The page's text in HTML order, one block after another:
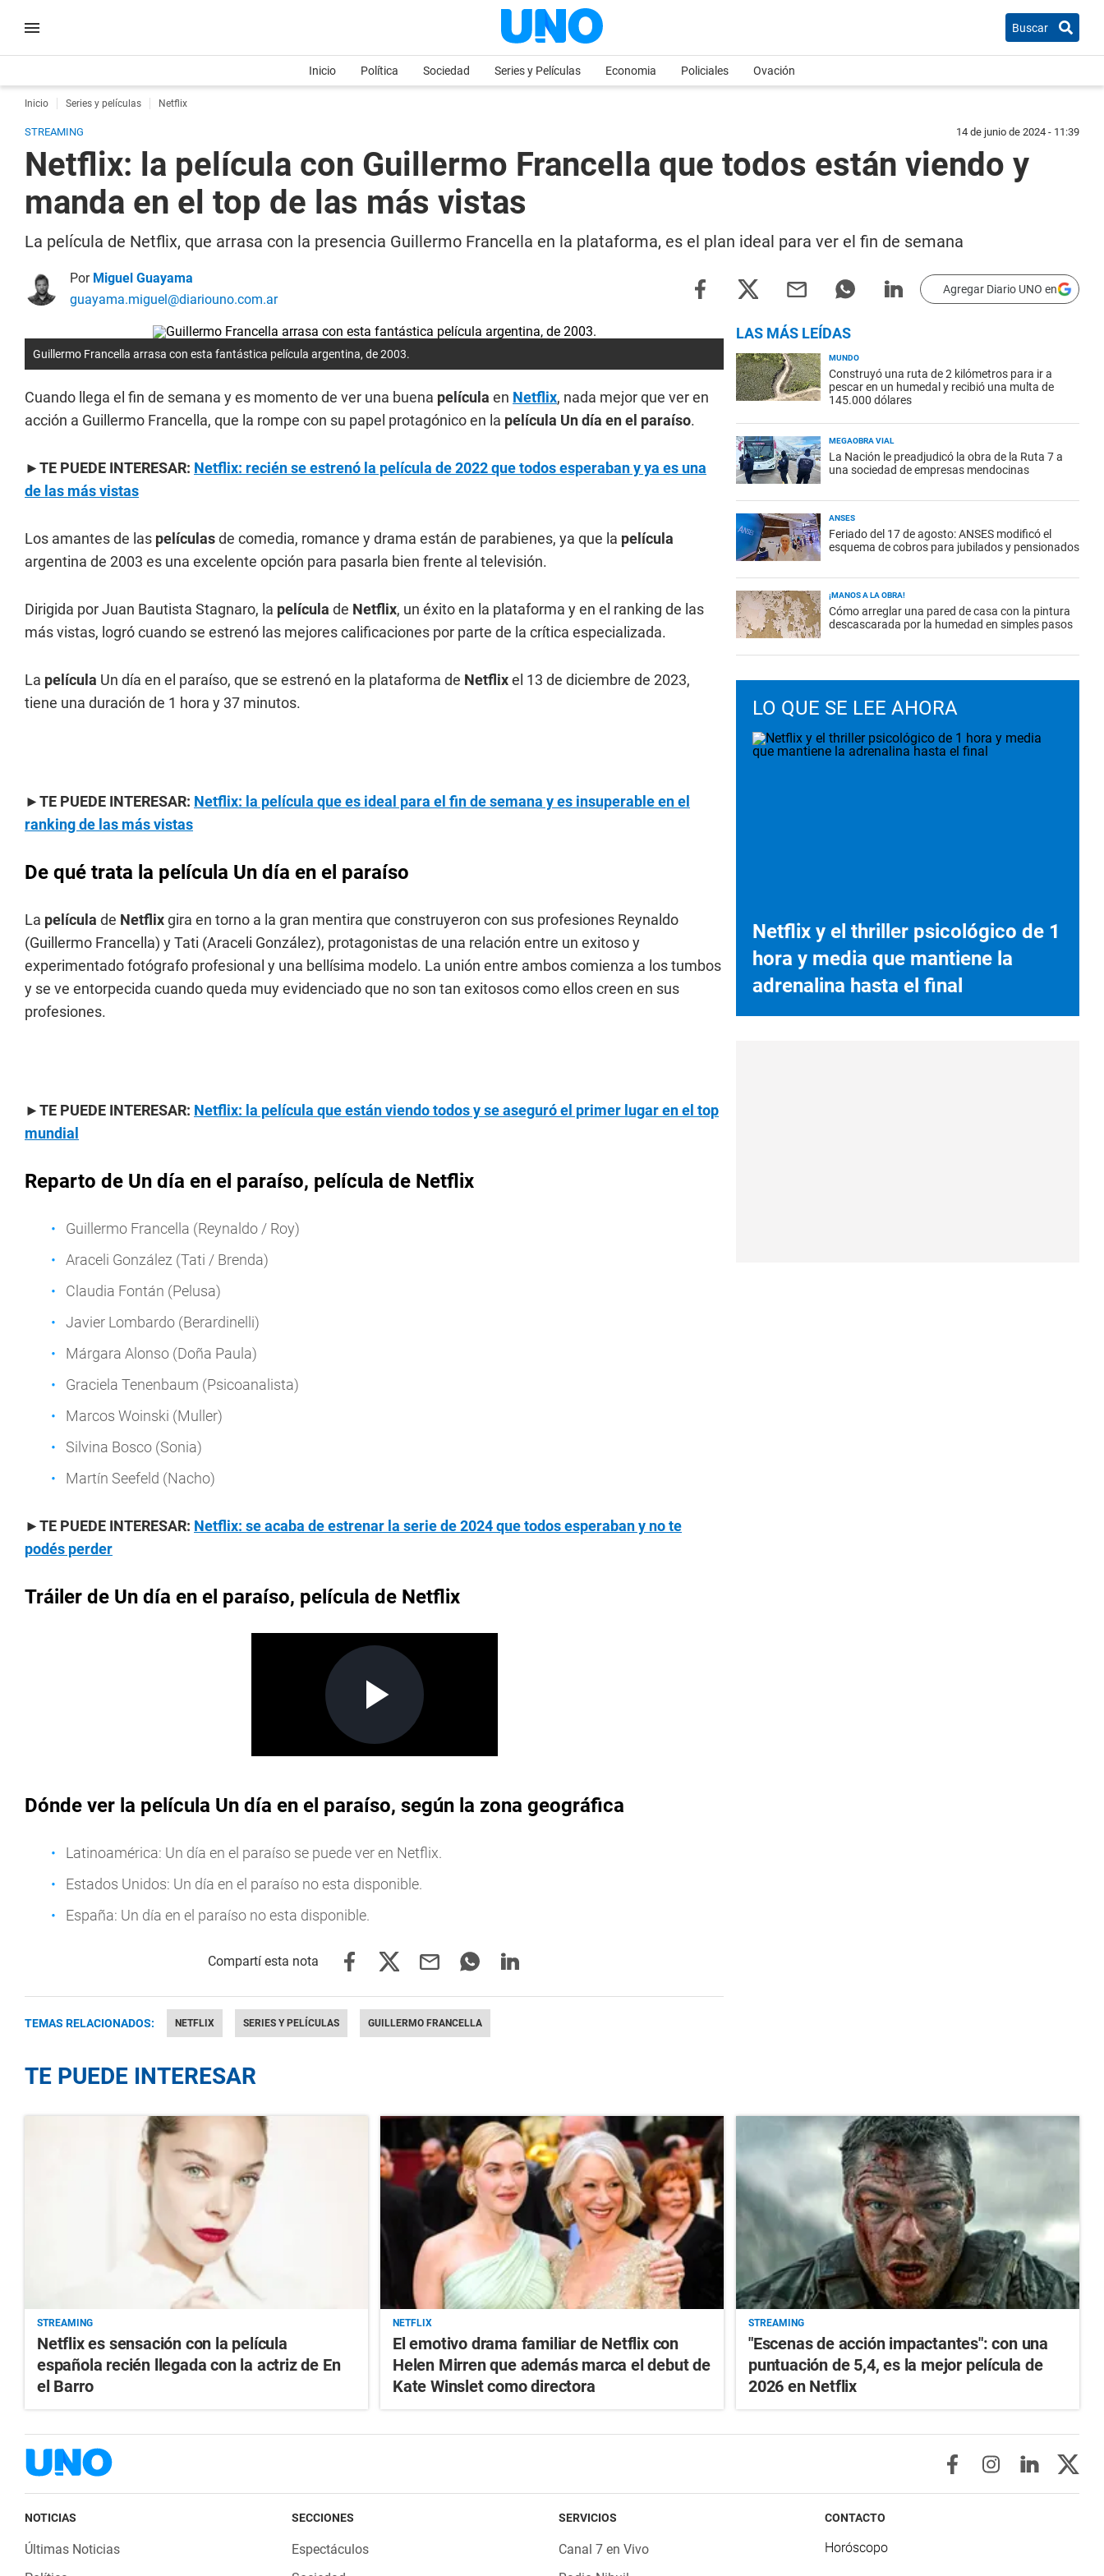
Buscar
Inicio Política Sociedad Series y Películas Economia Policiales Ovación
Inicio Series y películas Netflix
STREAMING 14 de junio de 2024 - 11:39
Netflix: la película con Guillermo Francella que todos están viendo y
manda en el top de las más vistas
La película de Netflix, que arrasa con la presencia Guillermo Francella en la plataforma, es el plan ideal para ver el fin de semana
Por Miguel Guayama
guayama.miguel@diariouno.com.ar
Agregar Diario UNO en
Guillermo Francella arrasa con esta fantástica película argentina, de 2003.
Cuando llega el fin de semana y es momento de ver una buena película en Netflix, nada mejor que ver en
acción a Guillermo Francella, que la rompe con su papel protagónico en la película Un día en el paraíso.
►TE PUEDE INTERESAR: Netflix: recién se estrenó la película de 2022 que todos esperaban y ya es una
de las más vistas
Los amantes de las películasde comedia, romance y drama están de parabienes, ya que la película
argentina de 2003 es una excelente opción para pasarla bien frente al televisión.
Dirigida por Juan Bautista Stagnaro, la película de Netflix, un éxito en la plataforma y en el ranking de las
más vistas, logró cuando se estrenó las mejores calificaciones por parte de la crítica especializada.
La película Un día en el paraíso, que se estrenó en la plataforma de Netflixel 13 de diciembre de 2023,
tiene una duración de 1 hora y 37 minutos.
►TE PUEDE INTERESAR: Netflix: la película que es ideal para el fin de semana y es insuperable en el
ranking de las más vistas
De qué trata la película Un día en el paraíso
La película de Netflixgira en torno a la gran mentira que construyeron con sus profesiones Reynaldo
(Guillermo Francella) y Tati (Araceli González), protagonistas de una relación entre un exitoso y
experimentado fotógrafo profesional y una bellísima modelo. La unión entre ambos comienza a los tumbos
y se ve entorpecida cuando queda muy evidenciado que no son tan exitosos como ellos creen en sus
profesiones.
►TE PUEDE INTERESAR: Netflix: la película que están viendo todos y se aseguró el primer lugar en el top
mundial
Reparto de Un día en el paraíso, película de Netflix
Guillermo Francella (Reynaldo / Roy)
Araceli González (Tati / Brenda)
Claudia Fontán (Pelusa)
Javier Lombardo (Berardinelli)
Márgara Alonso (Doña Paula)
Graciela Tenenbaum (Psicoanalista)
Marcos Woinski (Muller)
Silvina Bosco (Sonia)
Martín Seefeld (Nacho)
►TE PUEDE INTERESAR: Netflix: se acaba de estrenar la serie de 2024 que todos esperaban y no te
podés perder
Tráiler de Un día en el paraíso, película de Netflix
Dónde ver la película Un día en el paraíso, según la zona geográfica
Latinoamérica: Un día en el paraíso se puede ver en Netflix.
Estados Unidos: Un día en el paraíso no esta disponible.
España: Un día en el paraíso no esta disponible.
TEMAS RELACIONADOS: NETFLIX SERIES Y PELÍCULAS GUILLERMO FRANCELLA
LAS MÁS LEÍDAS
MUNDO
Construyó una ruta de 2 kilómetros para ir a
pescar en un humedal y recibió una multa de
145.000 dólares
MEGAOBRA VIAL
La Nación le preadjudicó la obra de la Ruta 7 a
una sociedad de empresas mendocinas
ANSES
Feriado del 17 de agosto: ANSES modificó el
esquema de cobros para jubilados y pensionados
¡MANOS A LA OBRA!
Cómo arreglar una pared de casa con la pintura
descascarada por la humedad en simples pasos
LO QUE SE LEE AHORA
Netflix y el thriller psicológico de 1
hora y media que mantiene la
adrenalina hasta el final
TE PUEDE INTERESAR
STREAMING
Netflix es sensación con la película
española recién llegada con la actriz de En
el Barro
NETFLIX
El emotivo drama familiar de Netflix con
Helen Mirren que además marca el debut de
Kate Winslet como directora
STREAMING
"Escenas de acción impactantes": con una
puntuación de 5,4, es la mejor película de
2026 en Netflix
NOTICIAS
Últimas Noticias
SECCIONES
Espectáculos
SERVICIOS
Canal 7 en Vivo
CONTACTO
Horóscopo